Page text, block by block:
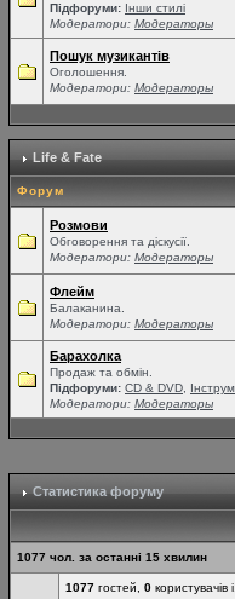
Підфоруми: Інши стилі
Модератори: Модераторы
Пошук музикантів
Оголошення.
Модератори: Модераторы
Life & Fate
Форум
Розмови
Обговорення та діскусії.
Модератори: Модераторы
Флейм
Балаканина.
Модератори: Модераторы
Барахолка
Продаж та обмін.
Підфоруми: СD & DVD
Модератори: Модераторы
Статистика форуму
1077 чол. за останні 15 хвилин
1077 гостей, 0 користувачів і,